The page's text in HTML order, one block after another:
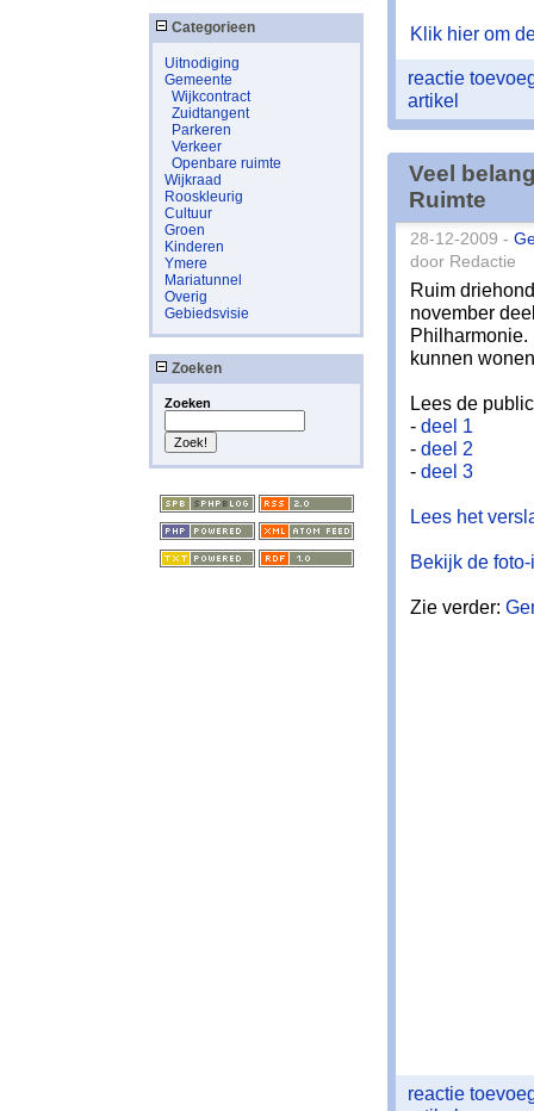
Categorieen
Uitnodiging
Gemeente
Wijkcontract
Zuidtangent
Parkeren
Verkeer
Openbare ruimte
Wijkraad
Rooskleurig
Cultuur
Groen
Kinderen
Ymere
Mariatunnel
Overig
Gebiedsvisie
Zoeken
Zoeken
Klik hier om
reactie
artikel
Veel
Ruimte
28-12-2009 -
door Redactie
Ruim
november
Philharmonie.
kunnen
Lees de
- deel 1
- deel 2
- deel 3
Lees het
Bekijk de
Zie verder:
reactie